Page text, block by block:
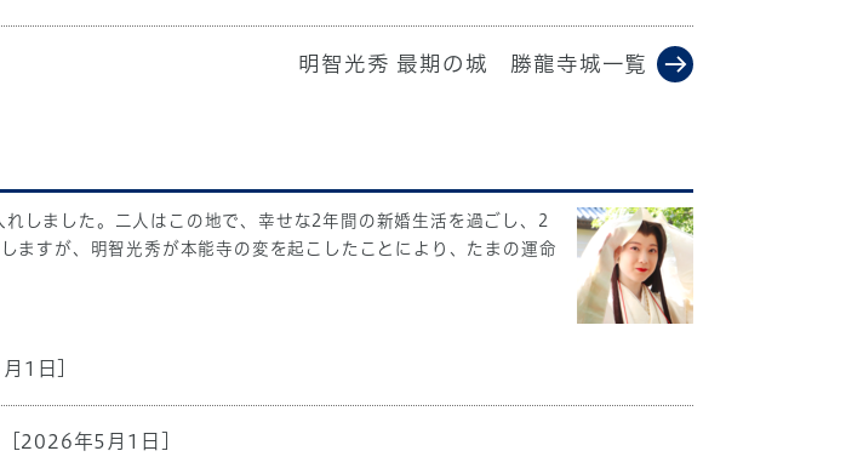
明智光秀 最期の城 勝龍寺城一覧
しました。二人はこの地で、幸せな2年間の新婚生活を過ごし、2
ますが、明智光秀が本能寺の変を起こしたことにより、たまの運命
1日]
[2026年5月1日]